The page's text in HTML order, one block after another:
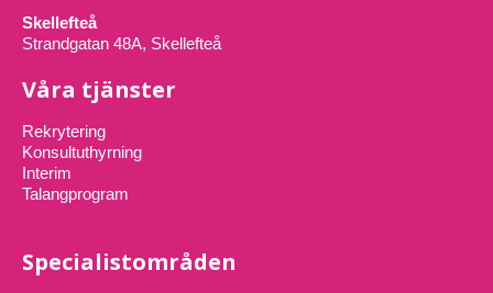
Skellefteå
Strandgatan 48A, Skellefteå
Våra tjänster
Rekrytering
Konsultuthyrning
Interim
Talangprogram
Specialistområden